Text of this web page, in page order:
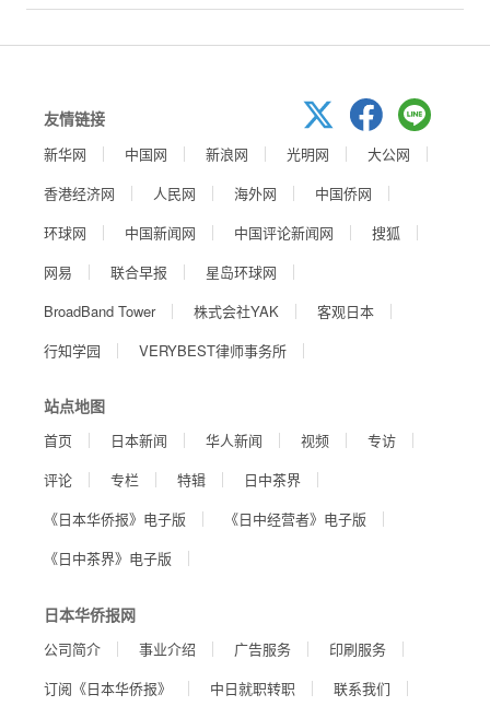
友情链接
新华网 中国网 新浪网 光明网
大公网
香港经济网
人民网 海外网
中国侨网
环球网
中国新闻网 中国评论新闻网
搜狐
网易
联合早报
星岛环球网
BroadBand Tower
株式会社YAK
客观日本
行知学园
VERYBEST律师事务所
站点地图
首页 日本新闻 华人新闻 视频
专访
评论
专栏 特辑
日中茶界
《日本华侨报》电子版
《日中经营者》电子版
《日中茶界》电子版
日本华侨报网
公司简介 事业介绍 广告服务
印刷服务
订阅《日本华侨报》
中日就职转职
联系我们